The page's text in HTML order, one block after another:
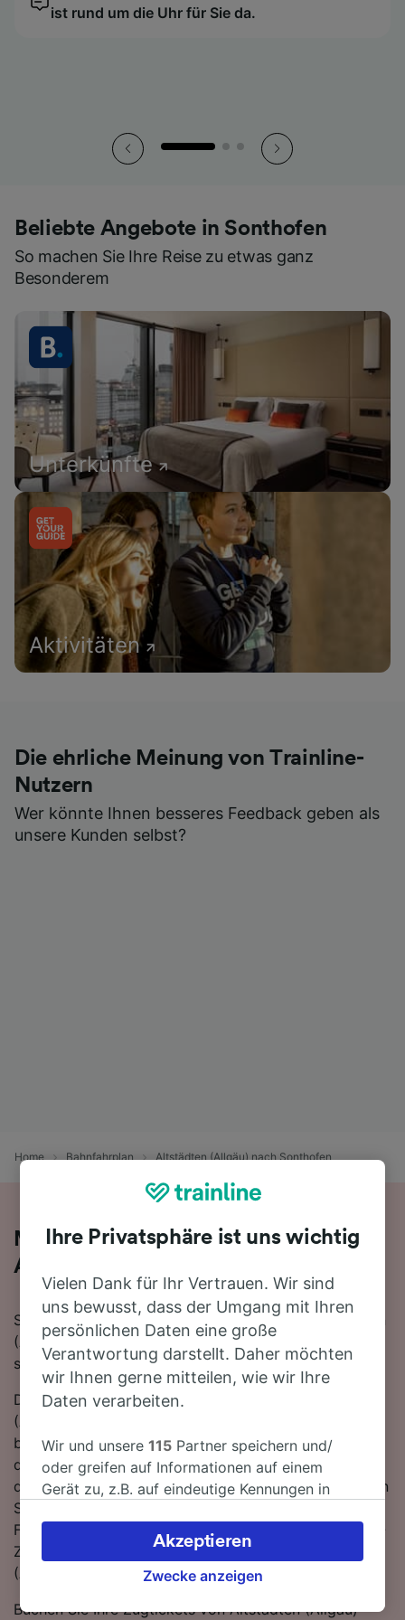
ist rund um die Uhr für Sie da.
So haben Sie all Ihre Tickets stets griffbereit.
ist rund um die Uhr für Sie da.
So haben Sie all Ihre Tickets stets griffbereit.
ist rund um die Uhr für Sie da.
So haben Sie all Ihre Tickets stets griffbereit.
Beliebte Angebote in Sonthofen
So machen Sie Ihre Reise zu etwas ganz
Besonderem
Unterkünfte
Aktivitäten
Die ehrliche Meinung von Trainline-
Nutzern
Wer könnte Ihnen besseres Feedback geben als
unsere Kunden selbst?
Home Bahnfahrplan Altstädten (Allgäu) nach Sonthofen
Mit dem Zug in 3 Minuten von
Altstädten (Allgäu) nach Sonthofen
Sie denken darüber nach, für Ihre Reise von Altstädten
(Allgäu) nach Sonthofen den Zug zu nehmen? Bei uns
sind Sie goldrichtig!
Die schnellste Fahrtzeit, um die 3 km von Altstädten
(Allgäu) nach Sonthofen mit dem Zug zurückzulegen
beträgt 3 Minuten, wobei ca. 33 Züge am Tag auf
dieser Route verkehren. Bequemer geht's nicht! Dank
der direkten Zugverbindungen nach Sonthofen müssen
Sie nicht umsteigen - einfach zurücklehnen und die
Fahrt genießen. Sie können auf dieser Strecke mit DB-
Zügen fahren. Die schnellste Reisezeit von Altstädten
(Allgäu) nach Sonthofen beträgt 3 Minuten.
Buchen Sie Ihre Zugtickets von Altstädten (Allgäu)
Ihre Privatsphäre ist uns wichtig
Vielen Dank für Ihr Vertrauen. Wir sind
uns bewusst, dass der Umgang mit Ihren
persönlichen Daten eine große
Verantwortung darstellt. Daher möchten
wir Ihnen gerne mitteilen, wie wir Ihre
Daten verarbeiten.
Wir und unsere115 Partner speichern und/
oder greifen auf Informationen auf einem
Gerät zu, z.B. auf eindeutige Kennungen in
verarbeiten. Sie können Ihre Präferenzen
akzeptieren oder verwalten, einschließlich
Ihres Widerspruchsrechts bei berechtigtem
Zwecke anzeigen
Akzeptieren